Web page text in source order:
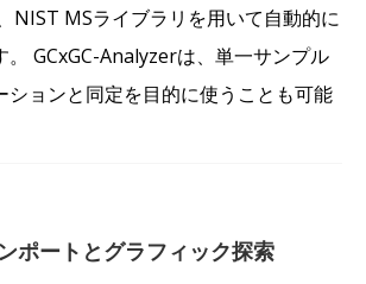
NIST MSライブラリを用いて自動的に
。 GCxGC-Analyzerは、単一サンプル
ションと同定を目的に使うことも可能
ポートとグラフィック探索